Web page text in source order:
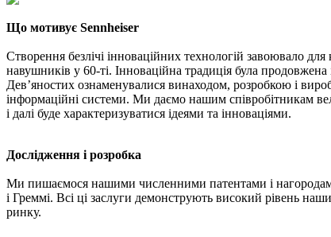
Що мотивує Sennheiser
Створення безлічі інноваційних технологій завоювало
навушників у 60-ті. Інноваційна традиція була продовжена
Дев’яностих ознаменувалися винаходом, розробкою і
інформаційні системи. Ми даємо нашим співробітникам
і далі буде характеризуватися ідеями та інноваціями.
Дослідження і розробка
Ми пишаємося нашими численними патентами і
і Греммі. Всі ці заслуги демонструють високий рівень
ринку.